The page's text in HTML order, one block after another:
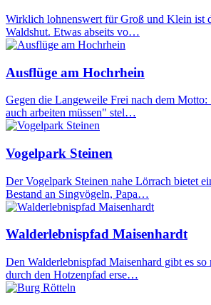
Wirklich lohnenswert für Groß und Klein ist
Waldshut. Etwas abseits vo…
Ausflüge am Hochrhein
Gegen die Langeweile Frei nach dem
auch arbeiten müssen" stel…
Vogelpark Steinen
Der Vogelpark Steinen nahe Lörrach bietet
Bestand an Singvögeln, Papa…
Walderlebnispfad Maisenhardt
Den Walderlebnispfad Maisenhard gibt es
durch den Hotzenpfad erse…